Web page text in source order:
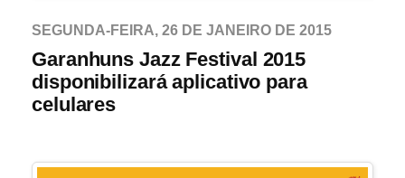
SEGUNDA-FEIRA, 26 DE JANEIRO DE 2015
Garanhuns Jazz Festival 2015
disponibilizará aplicativo para
celulares